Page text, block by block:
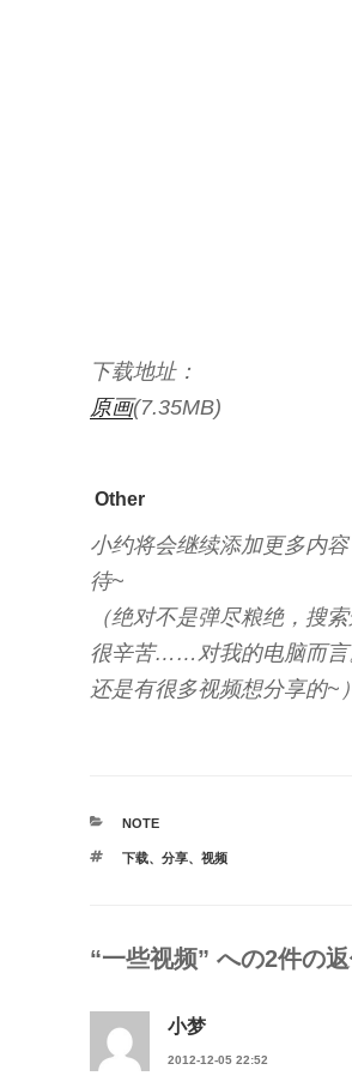
下载地址：
原画(7.35MB)
Other
小约将会继续添加更多内
待~
（绝对不是弹尽粮绝，搜
很辛苦……对我的电脑而言
还是有很多视频想分享的~）
カ
ゴ
NOTE
タ
下载、分享、视频
“一些视频” への2件の
小梦
2012-12-05 22:52